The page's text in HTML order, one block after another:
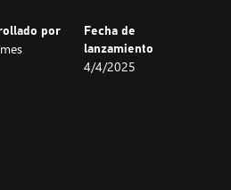
de juegos inteligentes y
🌰🐿️
por
Fecha de
lanzamiento
4/4/2025